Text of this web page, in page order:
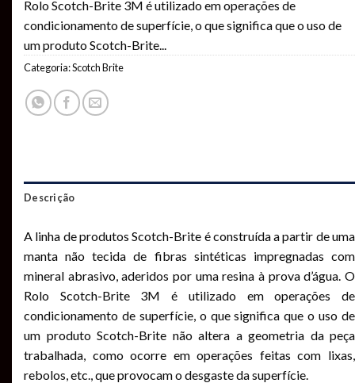
Rolo Scotch-Brite 3M é utilizado em operações de
condicionamento de superfície, o que significa que o uso de
um produto Scotch-Brite
Categoria:Scotch Brite
Descrição
A linha de produtos Scotch-Brite é construída a partir de uma
manta não tecida de fibras sintéticas impregnadas com
mineral abrasivo, aderidos por uma resina à prova d’água. O
Rolo Scotch-Brite 3M é utilizado em operações de
condicionamento de superfície, o que significa que o uso de
um produto Scotch-Brite não altera a geometria da peça
trabalhada, como ocorre em operações feitas com lixas,
rebolos, etc., que provocam o desgaste da superfície.